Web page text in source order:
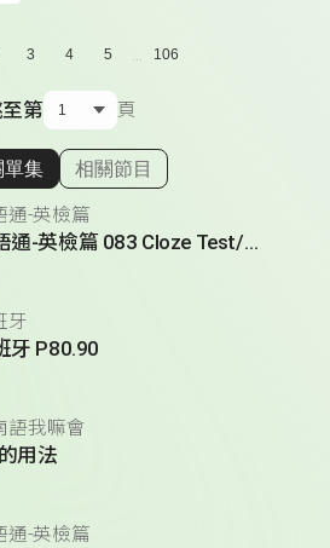
3 4 5 ... 106
第 頁
顯示相關單集
單集 相關節目
通-英檢篇
超級英語通-英檢篇 083 Cloze Test/段落填空-13
牙
牙 P80.90
語我嘛會
用法
通-英檢篇